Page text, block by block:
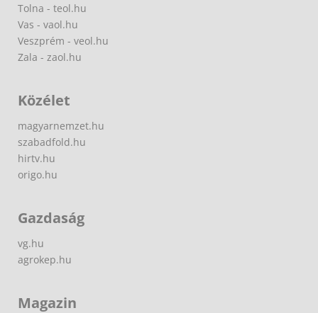
Tolna - teol.hu
Vas - vaol.hu
Veszprém - veol.hu
Zala - zaol.hu
Közélet
magyarnemzet.hu
szabadfold.hu
hirtv.hu
origo.hu
Gazdaság
vg.hu
agrokep.hu
Magazin